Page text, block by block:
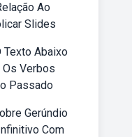
Ao
Slides
Texto Abaixo
Verbos
Passado
Gerúndio
Com